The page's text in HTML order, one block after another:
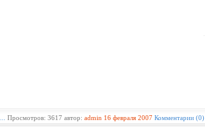
Просмотров: 3617 автор: admin 16 февраля 2007 Комментарии (0)